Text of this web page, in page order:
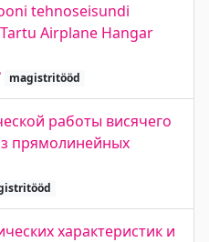
tehnoseisundi
Airplane Hangar
magistritööd
работы висячего
прямолинейных
характеристик и